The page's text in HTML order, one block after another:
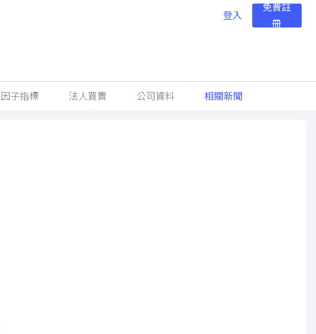
登入
免費註
冊
因子指標 法人買賣 公司資料 相關新聞